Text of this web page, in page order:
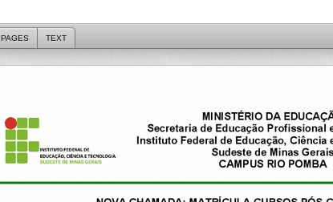
PAGES TEXT